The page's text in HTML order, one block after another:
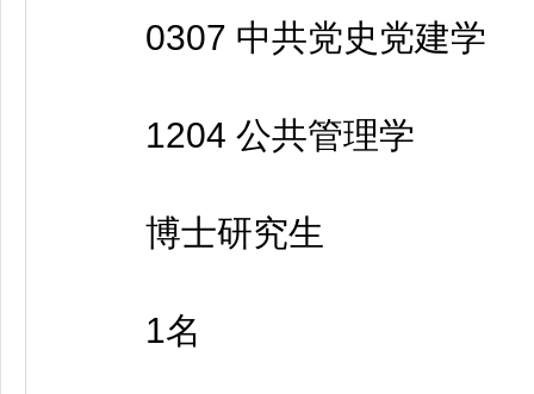
0307 中共党史党建学
1204 公共管理学
博士研究生
1名